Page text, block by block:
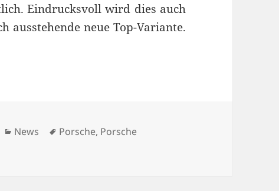
Eindrucksvoll wird dies auch
neue Top-Variante.
deutlich mehr Leistung
Kategorien
News Schlagwörter
Porsche, Porsche